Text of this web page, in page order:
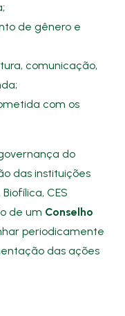
de gênero e
comunicação,
com os
do
das instituições
CES
de um Conselho
periodicamente
das ações